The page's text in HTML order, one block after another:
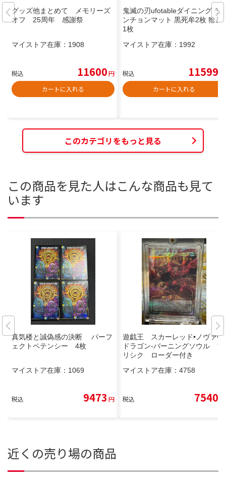
グッズ他まとめて メモリーズ
オフ 25周年 感謝祭
マイストア在庫： 1908
税込 11600円
カートに入れる
鬼滅の刃ufotableダイニング ラ
ンチョンマット 黒死牟2枚 獪岳
1枚
マイストア在庫： 1992
税込 11599
カートに入れる
このカテゴリをもっと見る
この商品を見た人はこんな商品も見て
います
真気楼と誠偽感の決断 パーフ
ェクトペテンシー 4枚
マイストア在庫： 1069
税込 9473 円
遊戯王 スカーレッド•ノヴァ•
ドラゴン-バーニングソウル プ
リシク ローダー付き
マイストア在庫： 4758
税込 7540
近くの売り場の商品